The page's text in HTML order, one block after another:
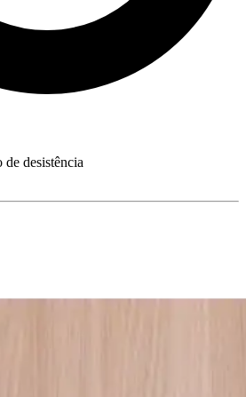
de desistência